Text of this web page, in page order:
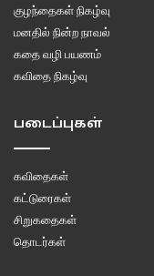
குழந்தைகள் நிகழ்வு
மனதில் நின்ற நாவல்
கதை வழி பயணம்
கவிதை நிகழ்வு
படைப்புகள்
கவிதைகள்
கட்டுரைகள்
சிறுகதைகள்
தொடர்கள்